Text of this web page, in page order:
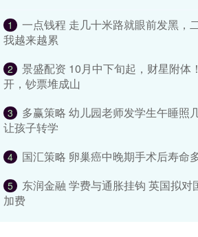
1
一点钱程 走几十米路就眼前发黑，
我越来越累
2
景盛配资 10月中下旬起，财星附体
开，钞票堆成山
3
多赢策略 幼儿园老师发学生午睡照
让孩子转学
4 国汇策略 卵巢癌中晚期手术后寿命
5
东润金融 学费与通胀挂钩 英国拟
加费